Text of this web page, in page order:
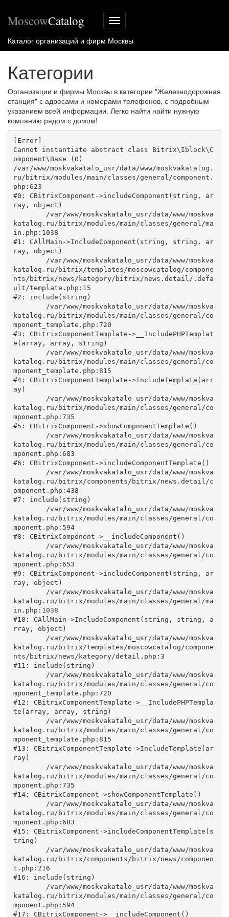
Меню
сайта
MoscowCatalog
Каталог организаций и фирм Москвы
Категории
Организации и фирмы Москвы в категории "Железнодорожная
станция" с адресами и номерами телефонов, с подробным
указанием всей информации. Легко найти найти нужную
компанию рядом с домом!
[Error]
Cannot instantiate abstract class Bitrix\Iblock\C
omponent\Base (0)
/var/www/moskvakatalo_usr/data/www/moskvakatalog.
ru/bitrix/modules/main/classes/general/component.
php:623
#0: CBitrixComponent->includeComponent(string, ar
ray, object)
katalog.ru/bitrix/modules/main/classes/general/ma
in.php:1038
#1: CAllMain->IncludeComponent(string, string, ar
ray, object)
katalog.ru/bitrix/templates/moscowcatalog/compone
nts/bitrix/news/kategory/bitrix/news.detail/.defa
ult/template.php:15
#2: include(string)
katalog.ru/bitrix/modules/main/classes/general/co
mponent_template.php:720
#3: CBitrixComponentTemplate->__IncludePHPTemplat
e(array, array, string)
katalog.ru/bitrix/modules/main/classes/general/co
mponent_template.php:815
#4: CBitrixComponentTemplate->IncludeTemplate(arr
ay)
katalog.ru/bitrix/modules/main/classes/general/co
mponent.php:735
#5: CBitrixComponent->showComponentTemplate()
katalog.ru/bitrix/modules/main/classes/general/co
mponent.php:683
#6: CBitrixComponent->includeComponentTemplate()
katalog.ru/bitrix/components/bitrix/news.detail/c
omponent.php:438
#7: include(string)
katalog.ru/bitrix/modules/main/classes/general/co
mponent.php:594
#8: CBitrixComponent->__includeComponent()
katalog.ru/bitrix/modules/main/classes/general/co
mponent.php:653
#9: CBitrixComponent->includeComponent(string, ar
ray, object)
katalog.ru/bitrix/modules/main/classes/general/ma
in.php:1038
#10: CAllMain->IncludeComponent(string, string, a
rray, object)
katalog.ru/bitrix/templates/moscowcatalog/compone
nts/bitrix/news/kategory/detail.php:3
#11: include(string)
katalog.ru/bitrix/modules/main/classes/general/co
mponent_template.php:720
#12: CBitrixComponentTemplate->__IncludePHPTempla
te(array, array, string)
katalog.ru/bitrix/modules/main/classes/general/co
mponent_template.php:815
#13: CBitrixComponentTemplate->IncludeTemplate(ar
ray)
katalog.ru/bitrix/modules/main/classes/general/co
mponent.php:735
#14: CBitrixComponent->showComponentTemplate()
katalog.ru/bitrix/modules/main/classes/general/co
mponent.php:683
#15: CBitrixComponent->includeComponentTemplate(s
tring)
katalog.ru/bitrix/components/bitrix/news/componen
t.php:216
#16: include(string)
katalog.ru/bitrix/modules/main/classes/general/co
mponent.php:594
#17: CBitrixComponent->__includeComponent()